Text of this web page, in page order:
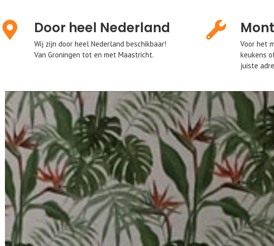
Door heel Nederland
Wij zijn door heel Nederland beschikbaar!
Van Groningen tot en met Maastricht.
Voor het
keukens
juiste